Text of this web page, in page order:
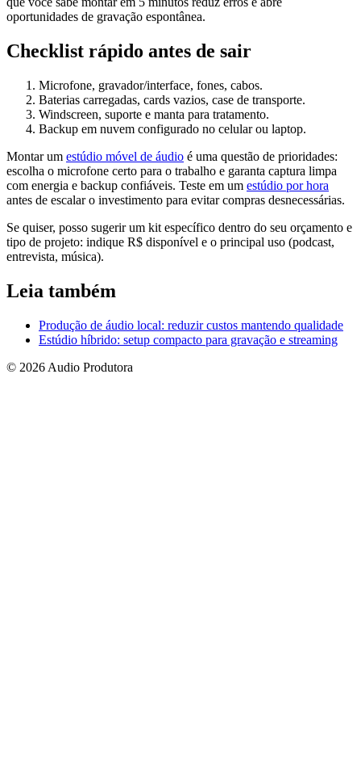
oportunidades de gravação espontânea.
Checklist rápido antes de sair
Microfone, gravador/interface, fones, cabos.
Baterias carregadas, cards vazios, case de transporte.
Windscreen, suporte e manta para tratamento.
Backup em nuvem configurado no celular ou laptop.
Montar um estúdio móvel de áudio é uma questão de prioridades:
escolha o microfone certo para o trabalho e garanta captura limpa
com energia e backup confiáveis. Teste em um estúdio por hora
antes de escalar o investimento para evitar compras desnecessárias.
Se quiser, posso sugerir um kit específico dentro do seu orçamento e
tipo de projeto: indique R$ disponível e o principal uso (podcast,
entrevista, música).
Leia também
Produção de áudio local: reduzir custos mantendo qualidade
Estúdio híbrido: setup compacto para gravação e streaming
© 2026 Audio Produtora